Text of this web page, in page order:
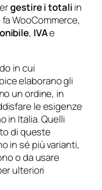
gestire i totaliin
WooCommerce,
, IVAe
in cui
elaborano gli
un ordine, in
le esigenze
in Italia. Quelli
di queste
in sé più varianti,
o da usare
ulteriori